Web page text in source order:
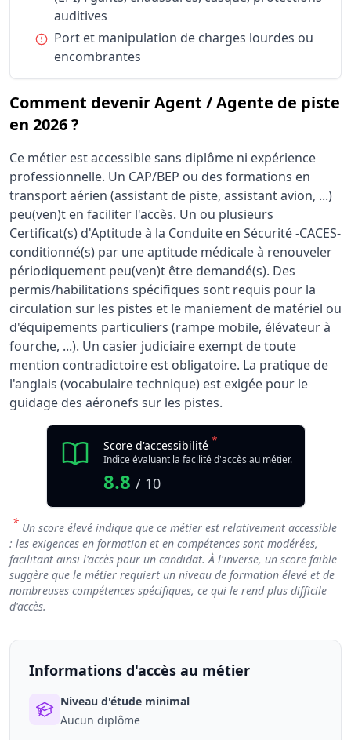
auditives
Condition :
Port et manipulation de charges lourdes ou
encombrantes
Comment devenir Agent / Agente de piste
en 2026 ?
Ce métier est accessible sans diplôme ni expérience
professionnelle. Un CAP/BEP ou des formations en
transport aérien (assistant de piste, assistant avion, ...)
peu(ven)t en faciliter l'accès. Un ou plusieurs
Certificat(s) d'Aptitude à la Conduite en Sécurité -CACES-
conditionné(s) par une aptitude médicale à renouveler
périodiquement peu(ven)t être demandé(s). Des
permis/habilitations spécifiques sont requis pour la
circulation sur les pistes et le maniement de matériel ou
d'équipements particuliers (rampe mobile, élévateur à
fourche, ...). Un casier judiciaire exempt de toute
mention contradictoire est obligatoire. La pratique de
l'anglais (vocabulaire technique) est exigée pour le
guidage des aéronefs sur les pistes.
Score d'accessibilité *
Indice évaluant la facilité d'accès au métier.
8.8 / 10
* Un score élevé indique que ce métier est relativement accessible
: les exigences en formation et en compétences sont modérées,
facilitant ainsi l'accès pour un candidat. À l'inverse, un score faible
suggère que le métier requiert un niveau de formation élevé et de
nombreuses compétences spécifiques, ce qui le rend plus difficile
d'accès.
Informations d'accès au métier
Niveau d'étude minimal
Aucun diplôme